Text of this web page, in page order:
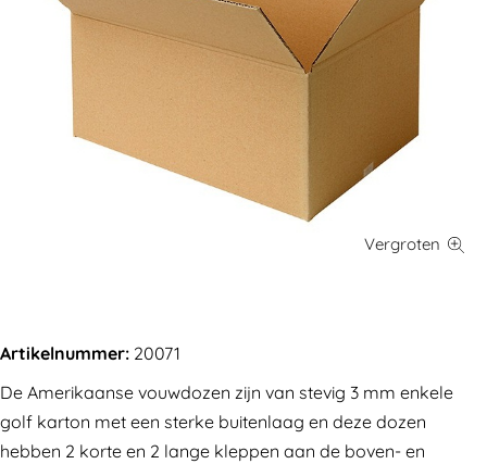
Artikelnummer: 20071
De Amerikaanse vouwdozen zijn van stevig 3 mm enkele
golf karton met een sterke buitenlaag en deze dozen
hebben 2 korte en 2 lange kleppen aan de boven- en